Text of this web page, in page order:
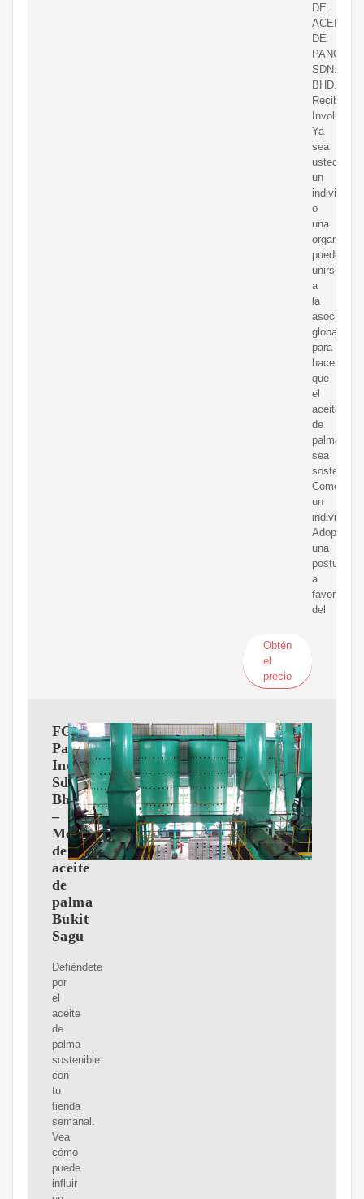
DE
ACEITE
DE
PANGKOR
SDN.
BHD.
Recibe
Ya
sea
usted
un
individuo
o
una
puede
unirse
a
la
asociación
global
para
hacer
que
el
aceite
de
palma
sea
sostenible.
Como
un
individuo
Adopte
una
postura
a
favor
del
Obtén
el
precio
FGV
Palm
Industries
Sdn
Bhd
–
Molino
de
aceite
de
palma
Bukit
Sagu
Defiéndete
por
el
aceite
de
palma
sostenible
con
tu
tienda
semanal.
Vea
cómo
puede
influir